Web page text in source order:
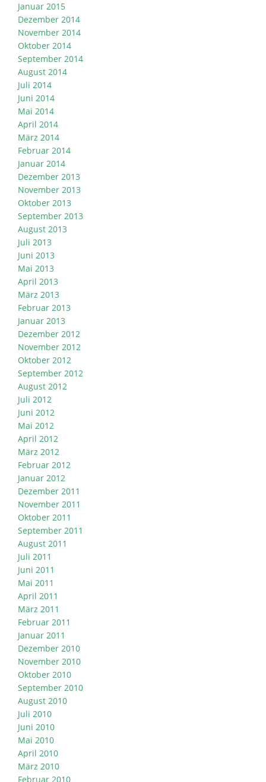
Januar 2015
Dezember 2014
November 2014
Oktober 2014
September 2014
August 2014
Juli 2014
Juni 2014
Mai 2014
April 2014
März 2014
Februar 2014
Januar 2014
Dezember 2013
November 2013
Oktober 2013
September 2013
August 2013
Juli 2013
Juni 2013
Mai 2013
April 2013
März 2013
Februar 2013
Januar 2013
Dezember 2012
November 2012
Oktober 2012
September 2012
August 2012
Juli 2012
Juni 2012
Mai 2012
April 2012
März 2012
Februar 2012
Januar 2012
Dezember 2011
November 2011
Oktober 2011
September 2011
August 2011
Juli 2011
Juni 2011
Mai 2011
April 2011
März 2011
Februar 2011
Januar 2011
Dezember 2010
November 2010
Oktober 2010
September 2010
August 2010
Juli 2010
Juni 2010
Mai 2010
April 2010
März 2010
Februar 2010